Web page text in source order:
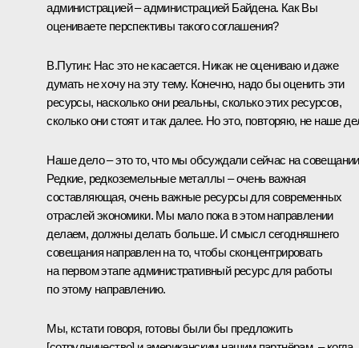
администрацией – администрацией Байдена. Как Вы
оцениваете перспективы такого соглашения?
В.Путин: Нас это не касается. Никак не оцениваю и даже
думать не хочу на эту тему. Конечно, надо бы оценить эти
ресурсы, насколько они реальны, сколько этих ресурсов,
сколько они стоят и так далее. Но это, повторяю, не наше
Наше дело – это то, что мы обсуждали сейчас на
Редкие, редкоземельные металлы – очень важная
составляющая, очень важные ресурсы для современных
отраслей экономики. Мы мало пока в этом направлении
делаем, должны делать больше. И смысл сегодняшнего
совещания направлен на то, чтобы сконцентрировать
на первом этапе административный ресурс для работы
по этому направлению.
Мы, кстати говоря, готовы были бы предложить